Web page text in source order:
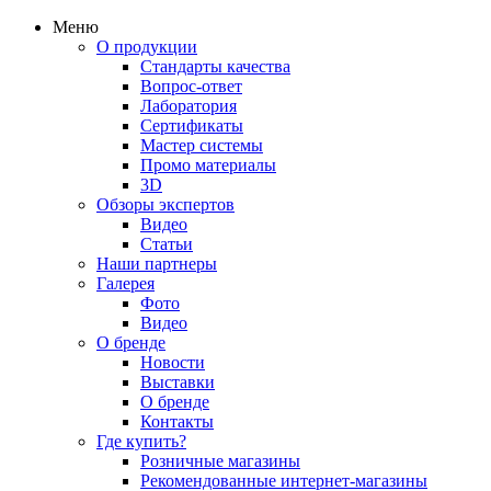
Меню
О продукции
Стандарты качества
Вопрос-ответ
Лаборатория
Сертификаты
Мастер системы
Промо материалы
3D
Обзоры экспертов
Видео
Статьи
Наши партнеры
Галерея
Фото
Видео
О бренде
Новости
Выставки
О бренде
Контакты
Где купить?
Розничные магазины
Рекомендованные интернет-магазины